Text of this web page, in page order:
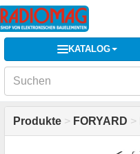
KATALOG
Produkte > FORYARD >